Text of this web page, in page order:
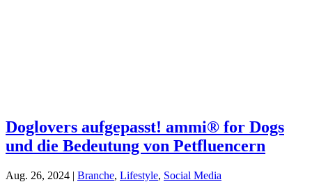
Doglovers aufgepasst! ammi® for Dogs
und die Bedeutung von Petfluencern
Aug. 26, 2024 | Branche, Lifestyle, Social Media